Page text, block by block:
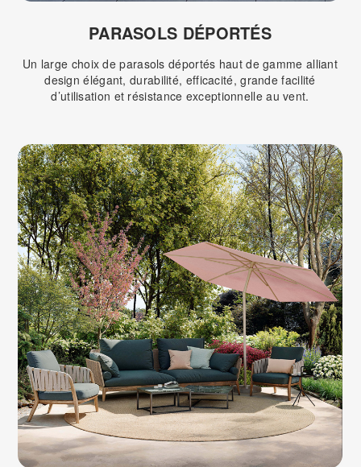
PARASOLS DÉPORTÉS
Un large choix de parasols déportés haut de gamme alliant
design élégant, durabilité, efficacité, grande facilité
d’utilisation et résistance exceptionnelle au vent.